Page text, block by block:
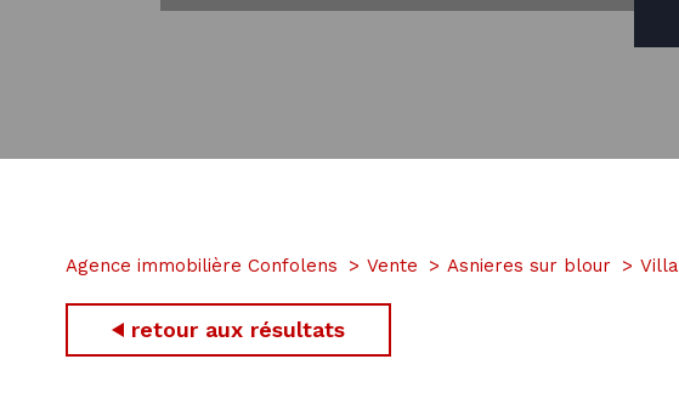
Agence immobilière Confolens Vente Asnieres sur blour Villa
retour aux résultats